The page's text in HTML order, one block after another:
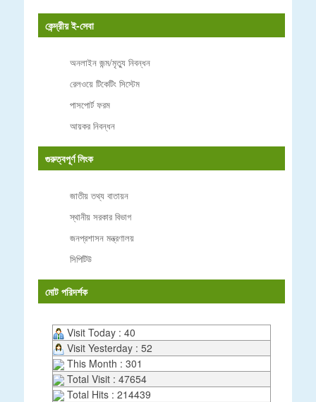
কেন্দ্রীয় ই-সেবা
অনলাইন জন্ম/মৃত্যু নিবন্ধন
রেলওয়ে টিকেটিং সিস্টেম
পাসপোর্ট ফরম
আয়কর নিবন্ধন
গুরুত্বপূর্ণ লিংক
জাতীয় তথ্য বাতায়ন
স্থানীয় সরকার বিভাগ
জনপ্রশাসন মন্ত্রণালয়
সিপিটিউ
মোট পরিদর্শক
Visit Today : 40
Visit Yesterday : 52
This Month : 301
Total Visit : 47654
Total Hits : 214439